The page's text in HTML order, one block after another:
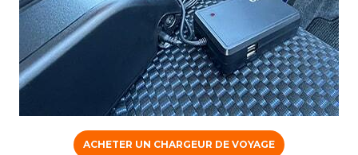
ACHETER UN CHARGEUR DE VOYAGE